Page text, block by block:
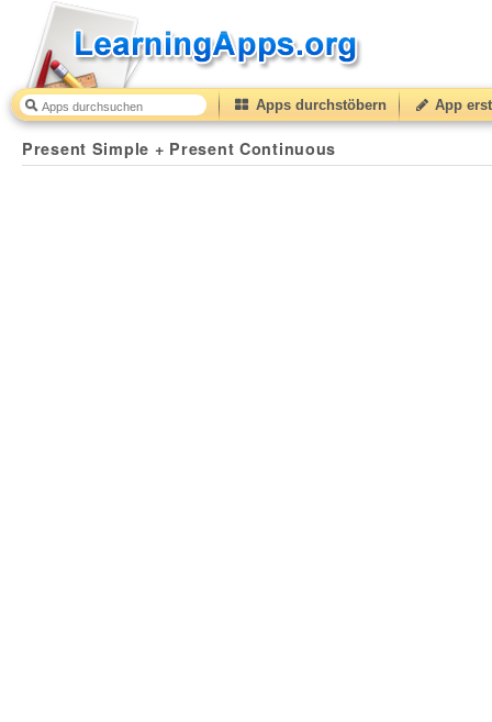
Apps durchstöbern App
Present Simple + Present Continuous